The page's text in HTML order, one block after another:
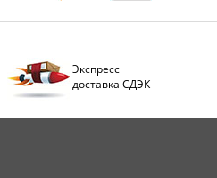
Экспресс
доставка СДЭК